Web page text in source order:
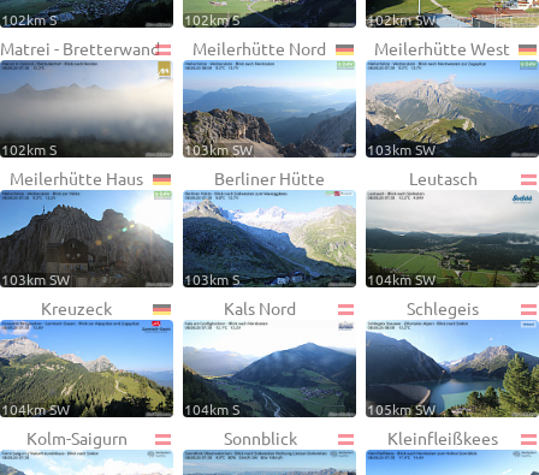
102km S 102km S 102km SW
Matrei - Bretterwand
102km S
Meilerhütte Nord
103km SW
Meilerhütte West
103km SW
Meilerhütte Haus
103km SW
Berliner Hütte
103km S
Leutasch
104km SW
Kreuzeck
104km SW
Kals Nord
104km S
Schlegeis
105km SW
Kolm-Saigurn Sonnblick Kleinfleißkees